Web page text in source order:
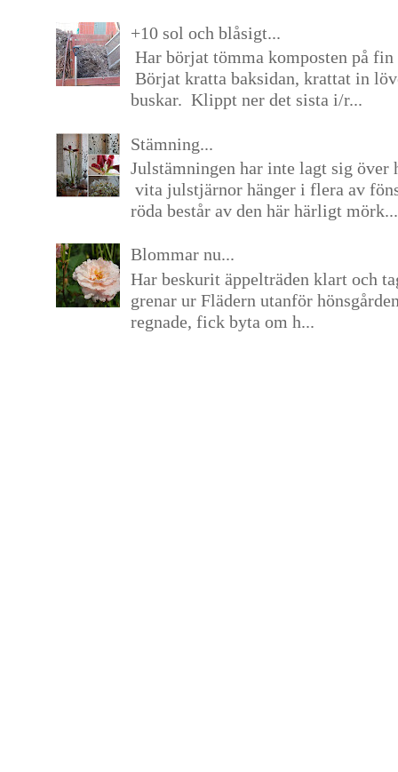
+10 sol och blåsigt...
Har börjat tömma komposten på
Börjat kratta baksidan, krattat in
buskar. Klippt ner det sista i/r...
Stämning...
Julstämningen har inte lagt sig över
vita julstjärnor hänger i flera av
röda består av den här härligt mörk...
Blommar nu...
Har beskurit äppelträden klart och
grenar ur Flädern utanför
regnade, fick byta om h...